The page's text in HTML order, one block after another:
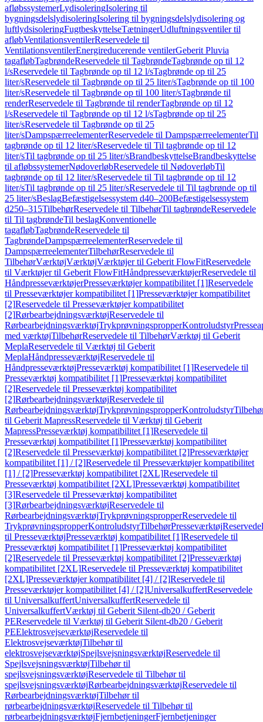
afløbssystemerLydisoleringIsolering til
bygningsdelslydisoleringIsolering til bygningsdelslydisolering og
luftlydsisoleringFugtbeskyttelseTætningerUdluftningsventiler til
afløbVentilationsventilerReservedele til
VentilationsventilerEnergireducerende ventilerGeberit Pluvia
tagafløbTagbrøndeReservedele til TagbrøndeTagbrønde op til 12
l/sReservedele til Tagbrønde op til 12 l/sTagbrønde op til 25
liter/sReservedele til Tagbrønde op til 25 liter/sTagbrønde op til 100
liter/sReservedele til Tagbrønde op til 100 liter/sTagbrønde til
renderReservedele til Tagbrønde til renderTagbrønde op til 12
l/sReservedele til Tagbrønde op til 12 l/sTagbrønde op til 25
liter/sReservedele til Tagbrønde op til 25
liter/sDampspærreelementerReservedele til DampspærreelementerTil
tagbrønde op til 12 liter/sReservedele til Til tagbrønde op til 12
liter/sTil tagbrønde op til 25 liter/sBrandbeskyttelseBrandbeskyttelse
til afløbssystemerNødoverløbReservedele til NødoverløbTil
tagbrønde op til 12 liter/sReservedele til Til tagbrønde op til 12
liter/sTil tagbrønde op til 25 liter/sReservedele til Til tagbrønde op til
25 liter/sBeslagBefæstigelsessystem d40–200Befæstigelsessystem
d250–315TilbehørReservedele til TilbehørTil tagbrøndeReservedele
til Til tagbrøndeTil beslagKonventionelle
tagafløbTagbrøndeReservedele til
TagbrøndeDampspærreelementerReservedele til
DampspærreelementerTilbehørReservedele til
TilbehørVærktøjVærktøjVærktøjer til Geberit FlowFitReservedele
til Værktøjer til Geberit FlowFitHåndpresseværktøjerReservedele til
HåndpresseværktøjerPresseværktøjer kompatibilitet [1]Reservedele
til Presseværktøjer kompatibilitet [1]Presseværktøjer kompatibilitet
[2]Reservedele til Presseværktøjer kompatibilitet
[2]RørbearbejdningsværktøjReservedele til
RørbearbejdningsværktøjTrykprøvningspropperKontroludstyr
med værktøjTilbehørReservedele til TilbehørVærktøj til Geberit
MeplaReservedele til Værktøj til Geberit
MeplaHåndpresseværktøjReservedele til
HåndpresseværktøjPresseværktøj kompatibilitet [1]Reservedele til
Presseværktøj kompatibilitet [1]Presseværktøj kompatibilitet
[2]Reservedele til Presseværktøj kompatibilitet
[2]RørbearbejdningsværktøjReservedele til
RørbearbejdningsværktøjTrykprøvningspropperKontroludstyr
til Geberit MapressReservedele til Værktøj til Geberit
MapressPresseværktøj kompatibilitet [1]Reservedele til
Presseværktøj kompatibilitet [1]Presseværktøj kompatibilitet
[2]Reservedele til Presseværktøj kompatibilitet [2]Presseværktøjer
kompatibilitet [1] / [2]Reservedele til Presseværktøjer kompatibilitet
[1] / [2]Presseværktøj kompatibilitet [2XL]Reservedele til
Presseværktøj kompatibilitet [2XL]Presseværktøj kompatibilitet
[3]Reservedele til Presseværktøj kompatibilitet
[3]RørbearbejdningsværktøjReservedele til
RørbearbejdningsværktøjTrykprøvningspropperReservedele til
TrykprøvningspropperKontroludstyrTilbehørPresseværktøj
til PresseværktøjPresseværktøj kompatibilitet [1]Reservedele til
Presseværktøj kompatibilitet [1]Presseværktøj kompatibilitet
[2]Reservedele til Presseværktøj kompatibilitet [2]Presseværktøj
kompatibilitet [2XL]Reservedele til Presseværktøj kompatibilitet
[2XL]Presseværktøjer kompatibilitet [4] / [2]Reservedele til
Presseværktøjer kompatibilitet [4] / [2]UniversalkuffertReservedele
til UniversalkuffertUniversalkuffertReservedele til
UniversalkuffertVærktøj til Geberit Silent-db20 / Geberit
PEReservedele til Værktøj til Geberit Silent-db20 / Geberit
PEElektrosvejseværktøjReservedele til
ElektrosvejseværktøjTilbehør til
elektrosvejseværktøjSpejlsvejsningsværktøjReservedele til
SpejlsvejsningsværktøjTilbehør til
spejlsvejsningsværktøjReservedele til Tilbehør til
spejlsvejsningsværktøjRørbearbejdningsværktøjReservedele til
RørbearbejdningsværktøjTilbehør til
rørbearbejdningsværktøjReservedele til Tilbehør til
rørbearbejdningsværktøjFjernbetjeningerFjernbetjeninger